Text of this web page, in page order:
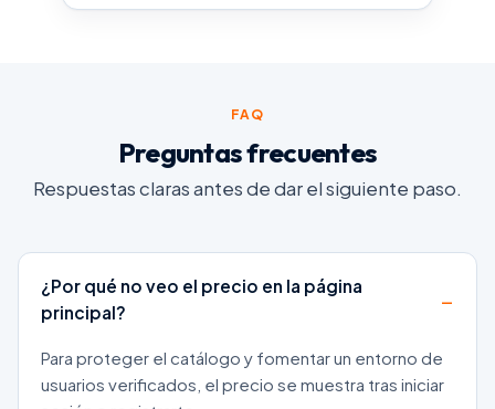
FAQ
Preguntas frecuentes
Respuestas claras antes de dar el siguiente paso.
¿Por qué no veo el precio en la página
principal?
Para proteger el catálogo y fomentar un entorno de
usuarios verificados, el precio se muestra tras iniciar